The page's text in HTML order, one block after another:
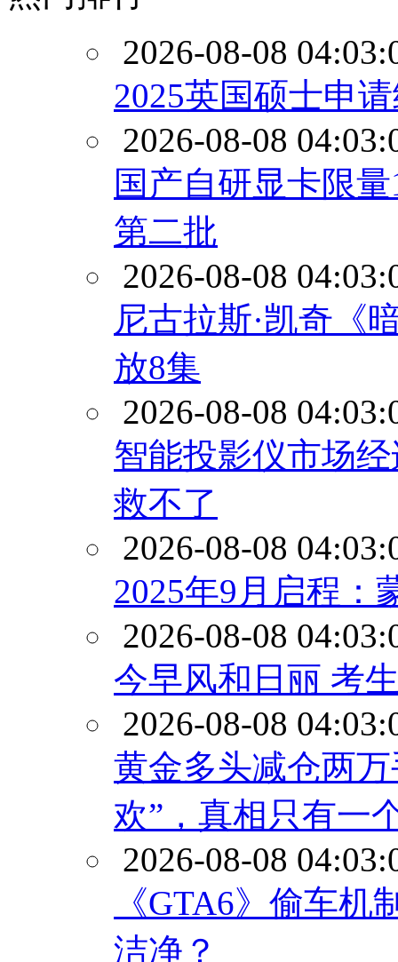
2026-08-08
2025英国硕士申
2026-08-08
国产自研显卡限
第二批
2026-08-08
尼古拉斯·凯奇《
放8集
2026-08-08
智能投影仪市场
救不了
2026-08-08
2025年9月启程：
2026-08-08
今早风和日丽 考
2026-08-08
黄金多头减仓两
欢”，真相只有一
2026-08-08
《GTA6》偷车
洁净？